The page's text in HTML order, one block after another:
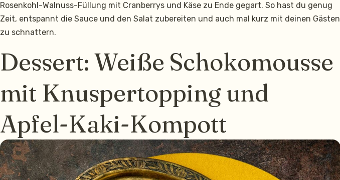
Rosenkohl-Walnuss-Füllung mit Cranberrys und Käse zu Ende gegart. So hast du genug
Zeit, entspannt die Sauce und den Salat zubereiten und auch mal kurz mit deinen Gästen
zu schnattern.
Dessert: Weiße Schokomousse
mit Knuspertopping und
Apfel-Kaki-Kompott